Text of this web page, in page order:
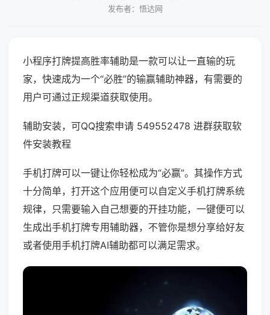
发布者：悟达网
小程序打牌提高胜率辅助是一款可以让一直输的玩
家，快速成为一个“必胜”的输赢辅助神器，有需要的
用户可通过正规渠道获取使用。
辅助安装，可QQ搜索申请 549552478 进群获取软
件安装教程
手机打牌可以一键让你轻松成为“必赢”。其操作方式
十分简单，打开这个应用便可以自定义手机打牌系统
规律，只需要输入自己想要的开挂功能，一键便可以
生成出手机打牌专用辅助器，不管你是想分享给好友
或者使用手机打牌AI辅助都可以满足需求。